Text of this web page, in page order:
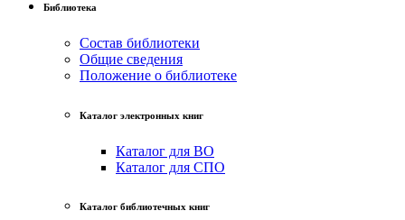
Библиотека
Состав библиотеки
Общие сведения
Положение о библиотеке
Каталог электронных книг
Каталог для ВО
Каталог для СПО
Каталог библиотечных книг